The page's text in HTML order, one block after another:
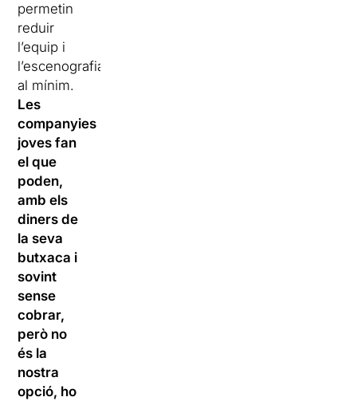
permetin
reduir
l’equip i
l’escenografia
al mínim.
Les
companyies
joves fan
el que
poden,
amb els
diners de
la seva
butxaca i
sovint
sense
cobrar,
però no
és la
nostra
opció, ho